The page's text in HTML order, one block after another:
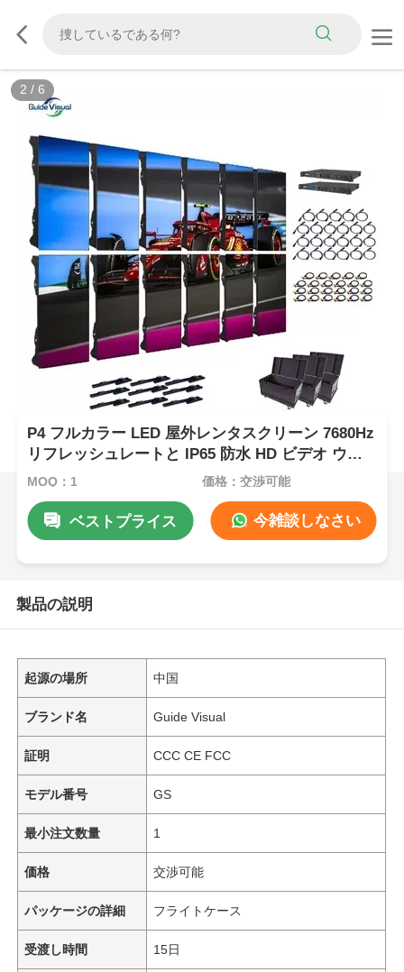
3 / 6
P4 フルカラー LED 屋外レンタスクリーン 7680Hz
リフレッシュレートと IP65 防水 HD ビデオ ウォ
ールディスプレイ
MOQ：1 価格：交渉可能
ベストプライス 今雑談しなさい
製品の説明
起源の場所 中国
ブランド名 Guide Visual
証明 CCC CE FCC
モデル番号 GS
最小注文数量 1
価格 交渉可能
パッケージの詳細 フライトケース
受渡し時間 15日